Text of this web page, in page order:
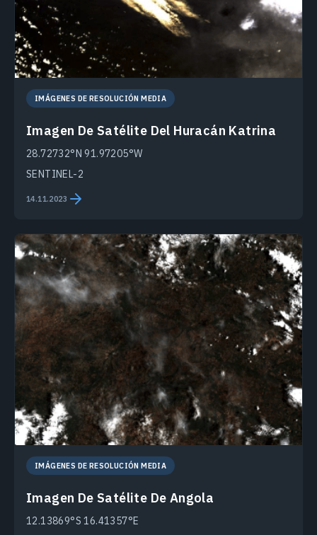
IMÁGENES DE RESOLUCIÓN MEDIA
Imagen De Satélite Del Huracán Katrina
28.72732°N 91.97205°W
SENTINEL-2
14.11.2023
IMÁGENES DE RESOLUCIÓN MEDIA
Imagen De Satélite De Angola
12.13869°S 16.41357°E